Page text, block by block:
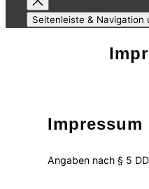
Seitenleiste & Navigation
Impressum
Angaben nach § 5